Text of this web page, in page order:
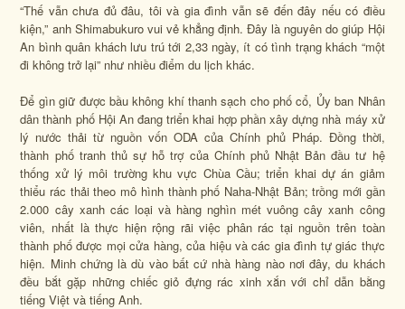
“Thế vẫn chưa đủ đâu, tôi và gia đình vẫn sẽ đến đây nếu có điều
kiện,” anh Shimabukuro vui vẻ khẳng định. Đây là nguyên do giúp Hội
An bình quân khách lưu trú tới 2,33 ngày, ít có tình trạng khách “một
đi không trở lại” như nhiều điểm du lịch khác.
Để gìn giữ được bầu không khí thanh sạch cho phố cổ, Ủy ban Nhân
dân thành phố Hội An đang triển khai hợp phần xây dựng nhà máy xử
lý nước thải từ nguồn vốn ODA của Chính phủ Pháp. Đồng thời,
thành phố tranh thủ sự hỗ trợ của Chính phủ Nhật Bản đầu tư hệ
thống xử lý môi trường khu vực Chùa Cầu; triển khai dự án giảm
thiểu rác thải theo mô hình thành phố Naha-Nhật Bản; trồng mới gần
2.000 cây xanh các loại và hàng nghìn mét vuông cây xanh công
viên, nhất là thực hiện rộng rãi việc phân rác tại nguồn trên toàn
thành phố được mọi cửa hàng, của hiệu và các gia đình tự giác thực
hiện. Minh chứng là dù vào bất cứ nhà hàng nào nơi đây, du khách
đều bắt gặp những chiếc giỏ đựng rác xinh xắn với chỉ dẫn bằng
tiếng Việt và tiếng Anh.